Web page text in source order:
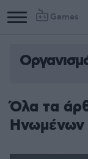
Games
Όλα τα